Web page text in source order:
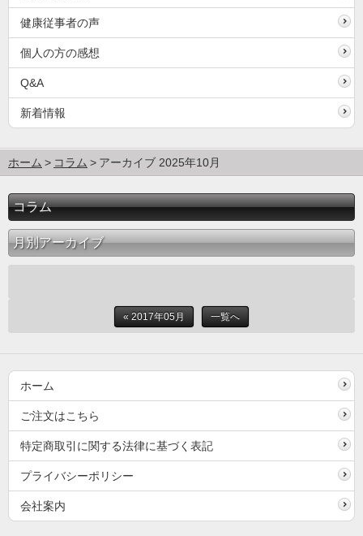
健康従事者の声
個人の方の感想
Q&A
新着情報
ホーム コラム アーカイブ 2025年10月
コラム
月別アーカイブ
« 2017年05月 一覧へ
ホーム
ご注文はこちら
特定商取引に関する法律に基づく表記
プライバシーポリシー
会社案内